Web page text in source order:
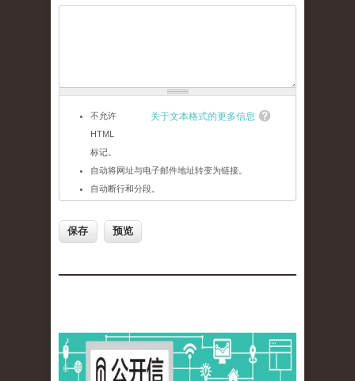
关于文本格式的更多信息
不允许
HTML
标记。
自动将网址与电子邮件地址转变为链接。
自动断行和分段。